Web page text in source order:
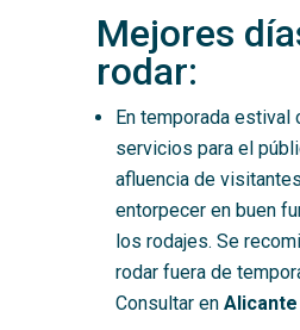
Mejores
rodar:
En temporada estival
servicios para el
afluencia de
entorpecer en buen
los rodajes. Se
rodar fuera de
Consultar enAlicante